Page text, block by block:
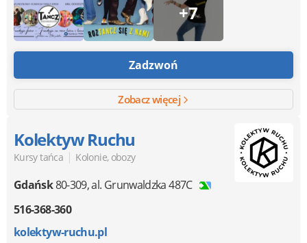
+7
Zadzwoń
Zobacz więcej
Kolektyw Ruchu
Kursy tańca | Kolonie, obozy
Gdańsk80-309,al. Grunwaldzka 487C
516-368-360
kolektyw-ruchu.pl